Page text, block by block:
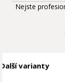
Nejste
Další varianty